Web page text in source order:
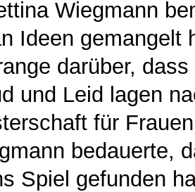
Wiegmann
Ideen
darüber,
und Leid lagen
für
bedauerte,
Spiel gefunden